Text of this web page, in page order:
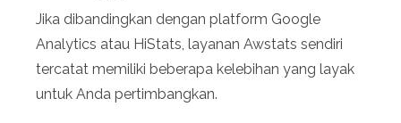
Jika dibandingkan dengan platform Google
Analytics atau HiStats, layanan Awstats sendiri
tercatat memiliki beberapa kelebihan yang layak
untuk Anda pertimbangkan.